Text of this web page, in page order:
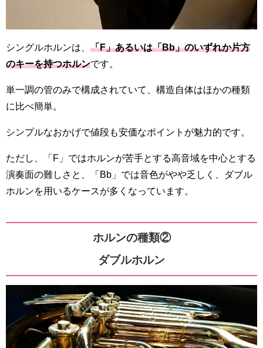
シングルホルンは、 「F」あるいは「Bb」のいずれか片方
のキーを持つホルンです。
単一調の管のみで構成されていて、構造自体はほかの種類
に比べ簡単。
シンプルなおかげで値段も安価なポイントが魅力的です。
ただし、「F」ではホルンが苦手とする高音域を中心とする
演奏面の難しさと、「Bb」では音色がやや乏しく、ダブル
ホルンを用いるケースが多くなっています。
ホルンの種類②
ダブルホルン